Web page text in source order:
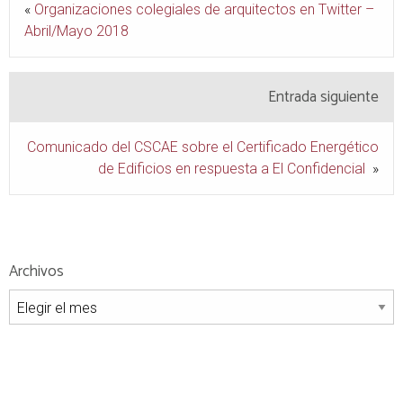
« Organizaciones colegiales de arquitectos en Twitter –
Abril/Mayo 2018
Entrada siguiente
Comunicado del CSCAE sobre el Certificado Energético
de Edificios en respuesta a El Confidencial »
Archivos
Archivos